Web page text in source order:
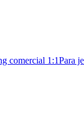
comercial 1:1Para